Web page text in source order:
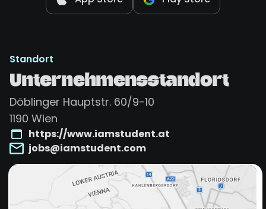
Standort
Unternehmensstandort
Döblinger Hauptstr. 60/9-10
1190 Wien
https://www.iamstudent.at
jobs@iamstudent.com